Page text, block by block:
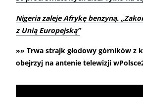
Nigeria zaleje Afrykę benzyną.
z Unią Europejską”
»» Trwa strajk głodowy górników z
obejrzyj na antenie telewizji